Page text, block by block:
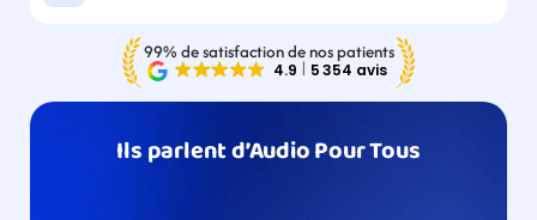
99% de satisfaction de nos patients
Ils parlent d’Audio Pour Tous